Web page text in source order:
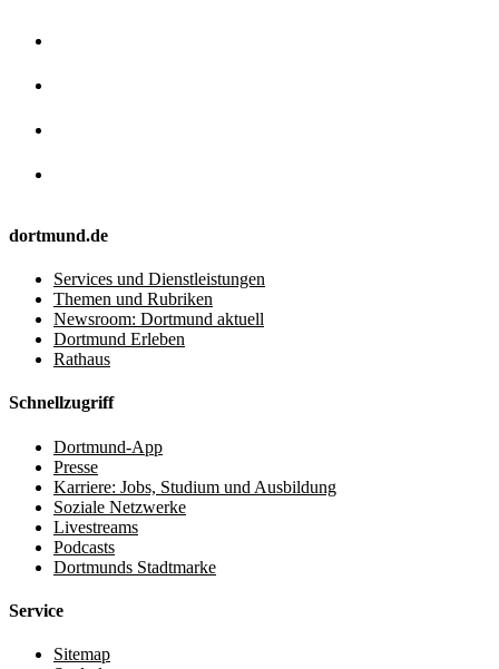
dortmund.de
Services und Dienstleistungen
Themen und Rubriken
Newsroom: Dortmund aktuell
Dortmund Erleben
Rathaus
Schnellzugriff
Dortmund-App
Presse
Karriere: Jobs, Studium und Ausbildung
Soziale Netzwerke
Livestreams
Podcasts
Dortmunds Stadtmarke
Service
Sitemap